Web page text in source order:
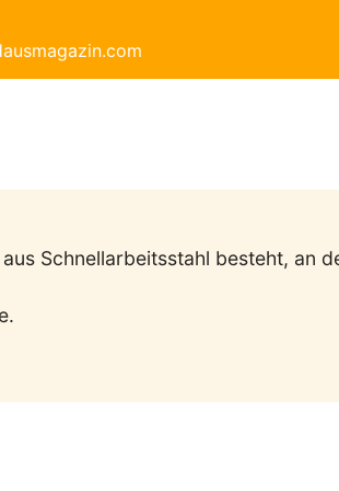
Schnellarbeitsstahl besteht, an